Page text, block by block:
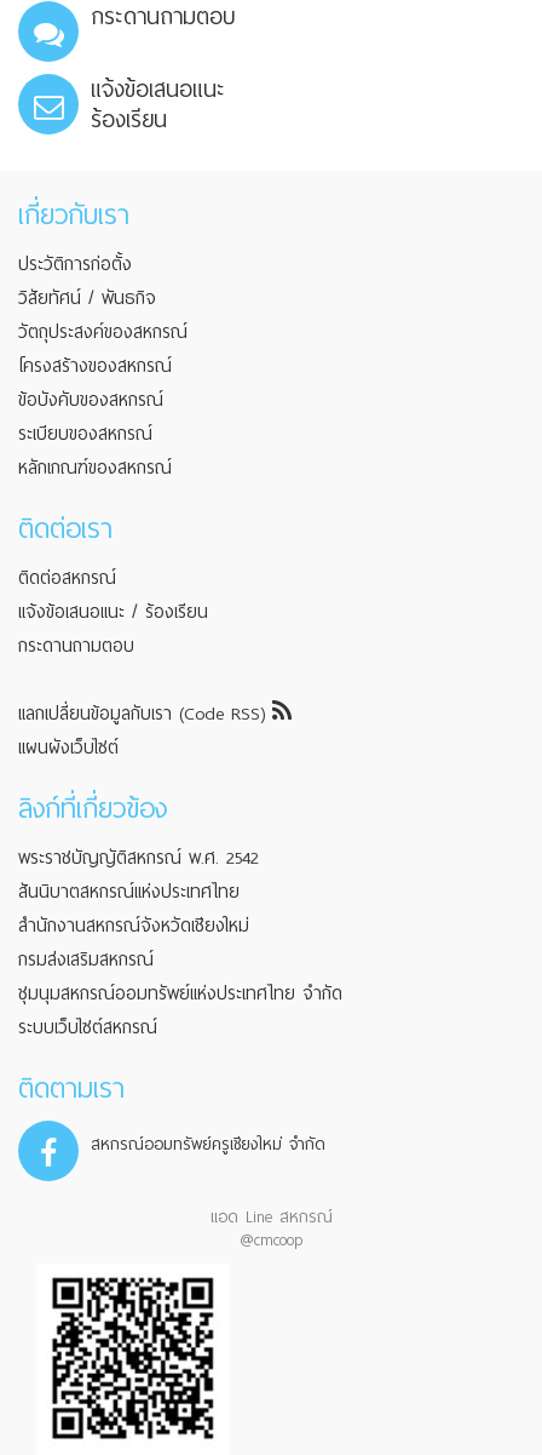
กระดานถามตอบ
แจ้งข้อเสนอแนะ
ร้องเรียน
เกี่ยวกับเรา
ประวัติการก่อตั้ง
วิสัยทัศน์ / พันธกิจ
วัตถุประสงค์ของสหกรณ์
โครงสร้างของสหกรณ์
ข้อบังคับของสหกรณ์
ระเบียบของสหกรณ์
หลักเกณฑ์ของสหกรณ์
ติดต่อเรา
ติดต่อสหกรณ์
แจ้งข้อเสนอแนะ / ร้องเรียน
กระดานถามตอบ
แลกเปลี่ยนข้อมูลกับเรา (Code RSS)
แผนผังเว็บไซต์
ลิงก์ที่เกี่ยวข้อง
พระราชบัญญัติสหกรณ์ พ.ศ. 2542
สันนิบาตสหกรณ์แห่งประเทศไทย
สำนักงานสหกรณ์จังหวัดเชียงใหม่
กรมส่งเสริมสหกรณ์
ชุมนุมสหกรณ์ออมทรัพย์แห่งประเทศไทย จำกัด
ระบบเว็บไซต์สหกรณ์
ติดตามเรา
สหกรณ์ออมทรัพย์ครูเชียงใหม่ จำกัด
แอด Line สหกรณ์
@cmcoop